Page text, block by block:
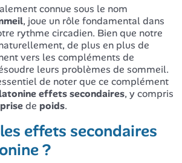
connue sous le nom
, joue un rôle fondamental dans
rythme circadien. Bien que notre
de plus en plus de
vers les compléments de
leurs problèmes de sommeil.
de noter que ce complément
effets secondaires, y compris
prisede poids.
effets secondaires
?